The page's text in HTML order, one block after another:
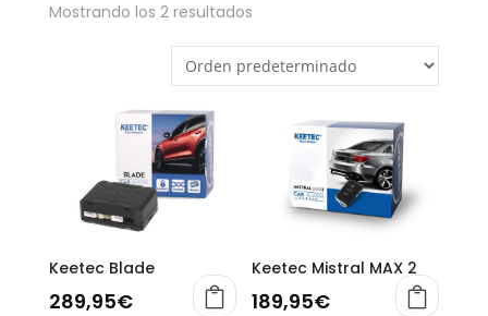
Mostrando los 2 resultados
Keetec Blade
289,95€
Keetec Mistral MAX 2
189,95€